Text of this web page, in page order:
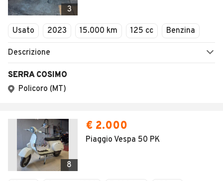
3
Usato 2023 15.000 km 125 cc Benzina
Descrizione
SERRA COSIMO
Policoro (MT)
8
€ 2.000
Piaggio Vespa 50 PK